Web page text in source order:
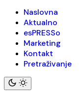
Naslovna
Aktualno
esPRESSo
Marketing
Kontakt
Pretraživanje